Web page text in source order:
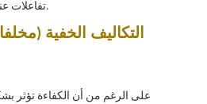
تفاعلات عنيفة، مما ينتج عنه ضغط عالٍ.
التكاليف الخفية
على الرغم من أن الكفاءة تؤثر